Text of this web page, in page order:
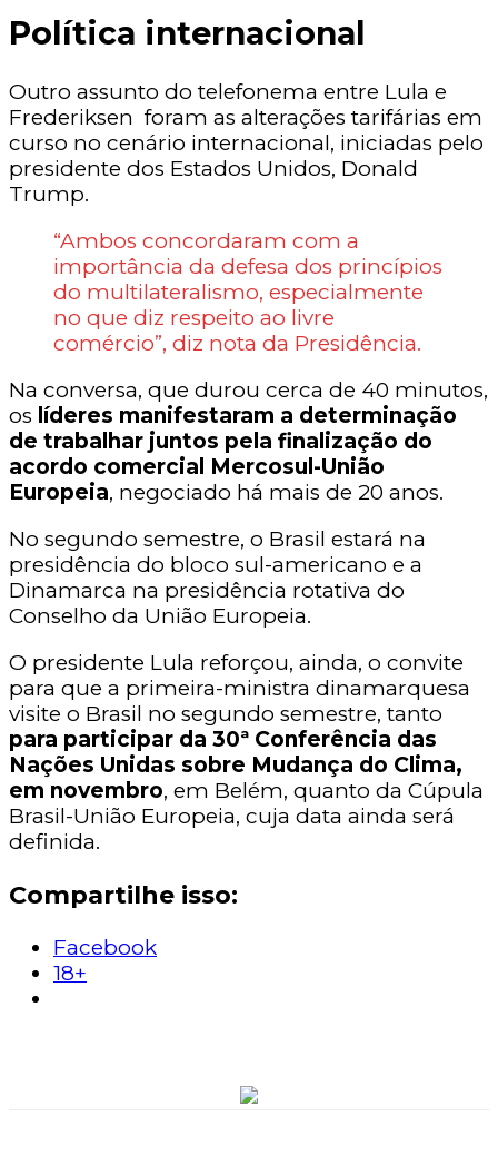
Política internacional
Outro assunto do telefonema entre Lula e
Frederiksen foram as alterações tarifárias em
curso no cenário internacional, iniciadas pelo
presidente dos Estados Unidos, Donald
Trump.
“Ambos concordaram com a
importância da defesa dos princípios
do multilateralismo, especialmente
no que diz respeito ao livre
comércio”, diz nota da Presidência.
Na conversa, que durou cerca de 40 minutos,
os líderes manifestaram a determinação
de trabalhar juntos pela finalização do
acordo comercial Mercosul-União
Europeia, negociado há mais de 20 anos.
No segundo semestre, o Brasil estará na
presidência do bloco sul-americano e a
Dinamarca na presidência rotativa do
Conselho da União Europeia.
O presidente Lula reforçou, ainda, o convite
para que a primeira-ministra dinamarquesa
visite o Brasil no segundo semestre, tanto
para participar da 30ª Conferência das
Nações Unidas sobre Mudança do Clima,
em novembro, em Belém, quanto da Cúpula
Brasil-União Europeia, cuja data ainda será
definida.
Compartilhe isso:
Facebook
18+